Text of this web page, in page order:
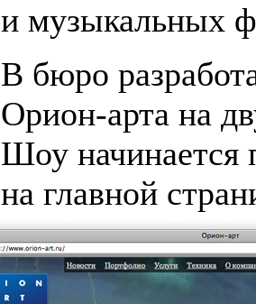
и музыкальных
В бюро
Орион-арта на
Шоу начинается
на главной